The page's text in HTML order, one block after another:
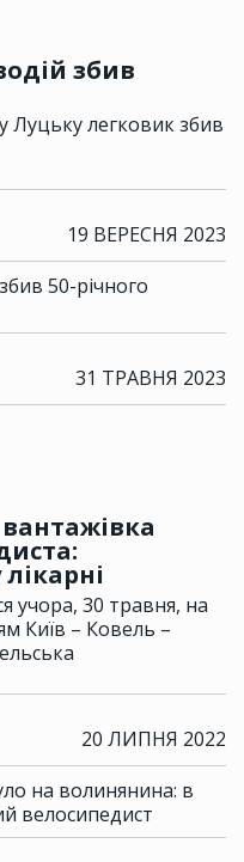
збив
Луцьку легковик збив
19 ВЕРЕСНЯ 2023
50-річного
31 ТРАВНЯ 2023
учора, 30 травня, на
Київ – Ковель –
20 ЛИПНЯ 2022
на волинянина: в
велосипедист